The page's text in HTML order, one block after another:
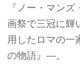
『ノー・マン
画祭で三冠に輝
用したロマの一
の物語』―。